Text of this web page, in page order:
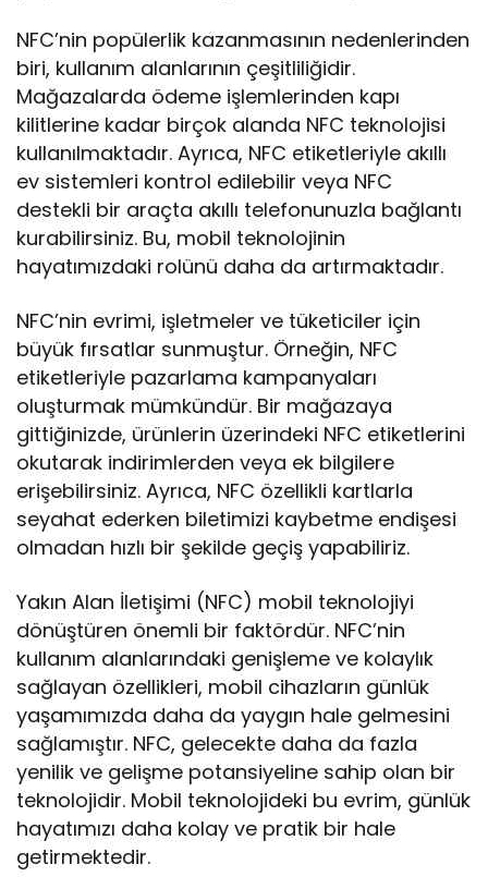
NFC’nin popülerlik kazanmasının nedenlerinden
biri, kullanım alanlarının çeşitliliğidir.
Mağazalarda ödeme işlemlerinden kapı
kilitlerine kadar birçok alanda NFC teknolojisi
kullanılmaktadır. Ayrıca, NFC etiketleriyle akıllı
ev sistemleri kontrol edilebilir veya NFC
destekli bir araçta akıllı telefonunuzla bağlantı
kurabilirsiniz. Bu, mobil teknolojinin
hayatımızdaki rolünü daha da artırmaktadır.
NFC’nin evrimi, işletmeler ve tüketiciler için
büyük fırsatlar sunmuştur. Örneğin, NFC
etiketleriyle pazarlama kampanyaları
oluşturmak mümkündür. Bir mağazaya
gittiğinizde, ürünlerin üzerindeki NFC etiketlerini
okutarak indirimlerden veya ek bilgilere
erişebilirsiniz. Ayrıca, NFC özellikli kartlarla
seyahat ederken biletimizi kaybetme endişesi
olmadan hızlı bir şekilde geçiş yapabiliriz.
Yakın Alan İletişimi (NFC) mobil teknolojiyi
dönüştüren önemli bir faktördür. NFC’nin
kullanım alanlarındaki genişleme ve kolaylık
sağlayan özellikleri, mobil cihazların günlük
yaşamımızda daha da yaygın hale gelmesini
sağlamıştır. NFC, gelecekte daha da fazla
yenilik ve gelişme potansiyeline sahip olan bir
teknolojidir. Mobil teknolojideki bu evrim, günlük
hayatımızı daha kolay ve pratik bir hale
getirmektedir.